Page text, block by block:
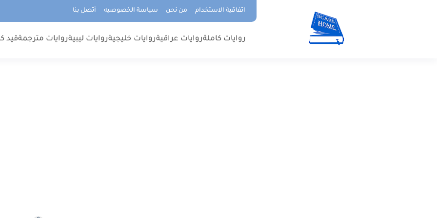
اتفاقية الاستخدام من نحن سياسة الخصوصيه أتصل بنا
روايات كاملةروايات عراقيةروايات خليجيةروايات ليبيةروايات مترجمةقيد